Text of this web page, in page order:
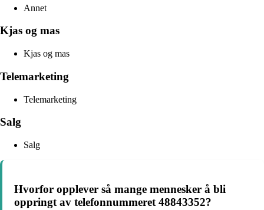
Annet
Kjas og mas
Kjas og mas
Telemarketing
Telemarketing
Salg
Salg
Hvorfor opplever så mange mennesker å bli
oppringt av telefonnummeret 48843352?